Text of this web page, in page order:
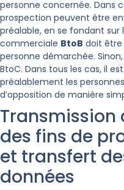
personne concernée. Dans
prospection peuvent être
préalable, en se fondant sur
commerciale BtoB doit être
personne démarchée.
BtoC. Dans tous les cas, il
préalablement les
d’opposition de manière
Transmission
des fins de
et transfert
données